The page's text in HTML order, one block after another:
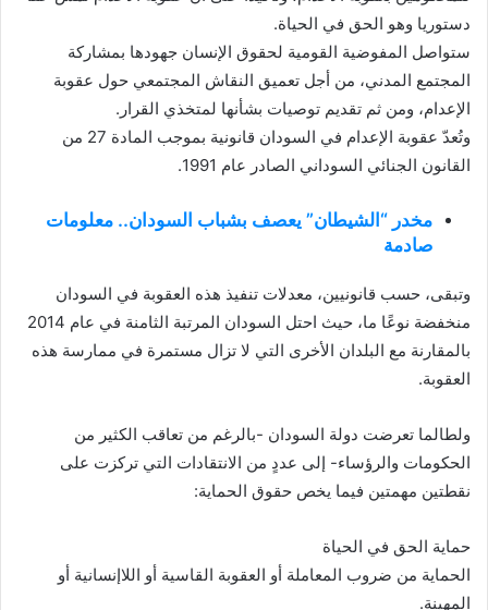
دستوريا وهو الحق في الحياة.
ستواصل المفوضية القومية لحقوق الإنسان جهودها بمشاركة
المجتمع المدني، من أجل تعميق النقاش المجتمعي حول عقوبة
الإعدام، ومن ثم تقديم توصيات بشأنها لمتخذي القرار.
وتُعدّ عقوبة الإعدام في السودان قانونية بموجب المادة 27 من
القانون الجنائي السوداني الصادر عام 1991.
مخدر “الشيطان” يعصف بشباب السودان.. معلومات
صادمة
وتبقى، حسب قانونيين، معدلات تنفيذ هذه العقوبة في السودان
منخفضة نوعًا ما، حيث احتل السودان المرتبة الثامنة في عام 2014
بالمقارنة مع البلدان الأخرى التي لا تزال مستمرة في ممارسة هذه
العقوبة.
ولطالما تعرضت دولة السودان -بالرغم من تعاقب الكثير من
الحكومات والرؤساء- إلى عددٍ من الانتقادات التي تركزت على
نقطتين مهمتين فيما يخص حقوق الحماية:
حماية الحق في الحياة
الحماية من ضروب المعاملة أو العقوبة القاسية أو اللاإنسانية أو
المهينة.